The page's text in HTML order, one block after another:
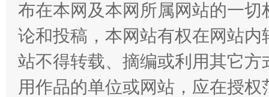
布在本网及本网所属网站的一
论和投稿，本网站有权在网站
站不得转载、摘编或利用其它
用作品的单位或网站，应在授